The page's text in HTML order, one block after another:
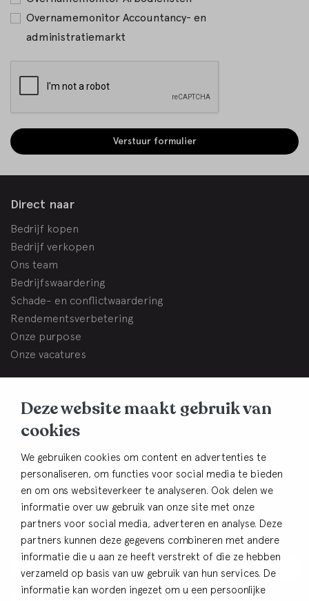
Deze website maakt gebruik van
cookies
We gebruiken cookies om content en advertenties te
personaliseren, om functies voor social media te bieden
en om ons websiteverkeer te analyseren. Ook delen we
informatie over uw gebruik van onze site met onze
partners voor social media, adverteren en analyse. Deze
partners kunnen deze gegevens combineren met andere
informatie die u aan ze heeft verstrekt of die ze hebben
verzameld op basis van uw gebruik van hun services. De
informatie kan worden ingezet om u een persoonlijke
Overnamemonitor Accountancy- en
administratiemarkt
Verstuur formulier
Direct naar
Bedrijf kopen
Bedrijf verkopen
Ons team
Bedrijfswaardering
Schade- en conflictwaardering
Rendementsverbetering
Onze purpose
Onze vacatures
Korte Brinkweg 37c
3761 EC Soest
Contact
033-4805482
info@bhbdullemond.nl
Blijf op de hoogte: